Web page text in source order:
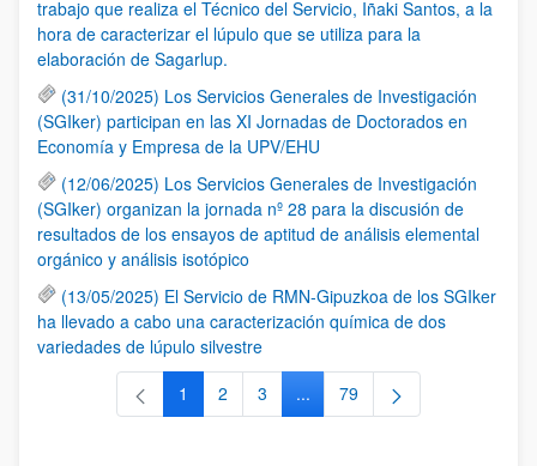
trabajo que realiza el Técnico del Servicio, Iñaki Santos, a la
hora de caracterizar el lúpulo que se utiliza para la
elaboración de Sagarlup.
(31/10/2025) Los Servicios Generales de Investigación
(SGIker) participan en las XI Jornadas de Doctorados en
Economía y Empresa de la UPV/EHU
(12/06/2025) Los Servicios Generales de Investigación
(SGIker) organizan la jornada nº 28 para la discusión de
resultados de los ensayos de aptitud de análisis elemental
orgánico y análisis isotópico
(13/05/2025) El Servicio de RMN-Gipuzkoa de los SGIker
ha llevado a cabo una caracterización química de dos
variedades de lúpulo silvestre
Página
1 Página
2 Página
3 ...Páginas intermedias Use TAB
Página
79